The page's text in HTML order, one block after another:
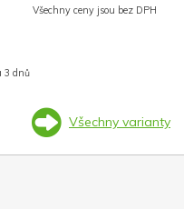
Všechny ceny jsou bez DPH
3 dnů
Všechny varianty